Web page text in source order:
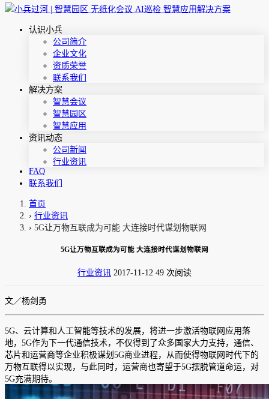
认识小兵
公司简介
企业文化
资质荣誉
联系我们
解决方案
智慧会议
智慧园区
智慧应用
资讯动态
公司新闻
行业资讯
FAQ
联系我们
首页
› 行业资讯
› 5G让万物互联成为可能 大连接时代谋划物联网
5G让万物互联成为可能 大连接时代谋划物联网
行业资讯 2017-11-12 49 次阅读
文／杨剑勇
5G、云计算和人工智能等技术的发展，将进一步激活物联网应用落
地，5G作为下一代通信技术，不仅得到了众多国家大力支持，通信、
芯片和运营商等企业积极谋划5G商业进程，从而使得物联网时代下的
万物互联得以实现，与此同时，运营商也寄望于5G摆脱管道命运，对
5G充满期待。